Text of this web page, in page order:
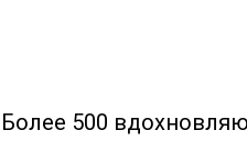
Более 500